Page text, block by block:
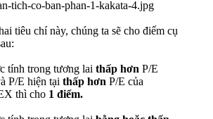
tiêu chí này, chúng ta sẽ cho điểm cụ
tính trong tương lai thấp hơn P/E
P/E hiện tại thấp hơn P/E của
thì cho 1 điểm.